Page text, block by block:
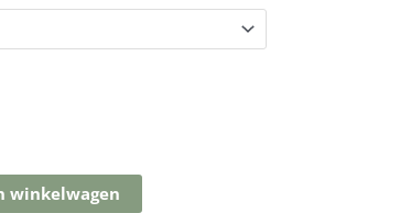
winkelwagen